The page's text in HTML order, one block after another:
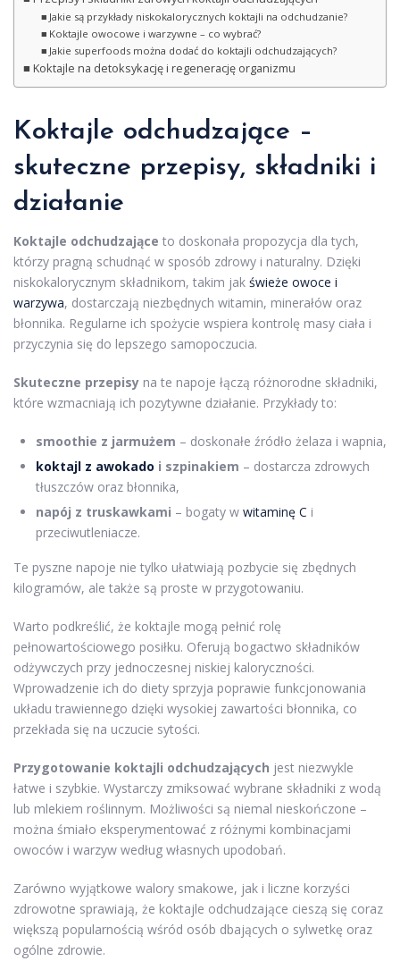
Jakie są przykłady niskokalorycznych koktajli na odchudzanie?
Koktajle owocowe i warzywne – co wybrać?
Jakie superfoods można dodać do koktajli odchudzających?
Koktajle na detoksykację i regenerację organizmu
Koktajle odchudzające –
skuteczne przepisy, składniki i
działanie
Koktajle odchudzające to doskonała propozycja dla tych,
którzy pragną schudnąć w sposób zdrowy i naturalny. Dzięki
niskokalorycznym składnikom, takim jak świeże owoce i
warzywa, dostarczają niezbędnych witamin, minerałów oraz
błonnika. Regularne ich spożycie wspiera kontrolę masy ciała i
przyczynia się do lepszego samopoczucia.
Skuteczne przepisy na te napoje łączą różnorodne składniki,
które wzmacniają ich pozytywne działanie. Przykłady to:
smoothie z jarmużem – doskonałe źródło żelaza i wapnia,
koktajl z awokado i szpinakiem – dostarcza zdrowych
tłuszczów oraz błonnika,
napój z truskawkami – bogaty w witaminę C i
przeciwutleniacze.
Te pyszne napoje nie tylko ułatwiają pozbycie się zbędnych
kilogramów, ale także są proste w przygotowaniu.
Warto podkreślić, że koktajle mogą pełnić rolę
pełnowartościowego posiłku. Oferują bogactwo składników
odżywczych przy jednoczesnej niskiej kaloryczności.
Wprowadzenie ich do diety sprzyja poprawie funkcjonowania
układu trawiennego dzięki wysokiej zawartości błonnika, co
przekłada się na uczucie sytości.
Przygotowanie koktajli odchudzających jest niezwykle
łatwe i szybkie. Wystarczy zmiksować wybrane składniki z wodą
lub mlekiem roślinnym. Możliwości są niemal nieskończone –
można śmiało eksperymentować z różnymi kombinacjami
owoców i warzyw według własnych upodobań.
Zarówno wyjątkowe walory smakowe, jak i liczne korzyści
zdrowotne sprawiają, że koktajle odchudzające cieszą się coraz
większą popularnością wśród osób dbających o sylwetkę oraz
ogólne zdrowie.